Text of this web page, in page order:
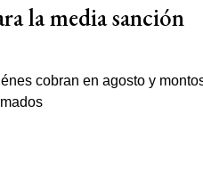
la media sanción